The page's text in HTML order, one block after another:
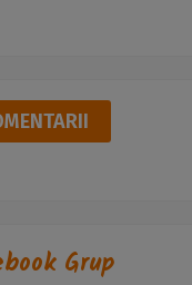
Grup